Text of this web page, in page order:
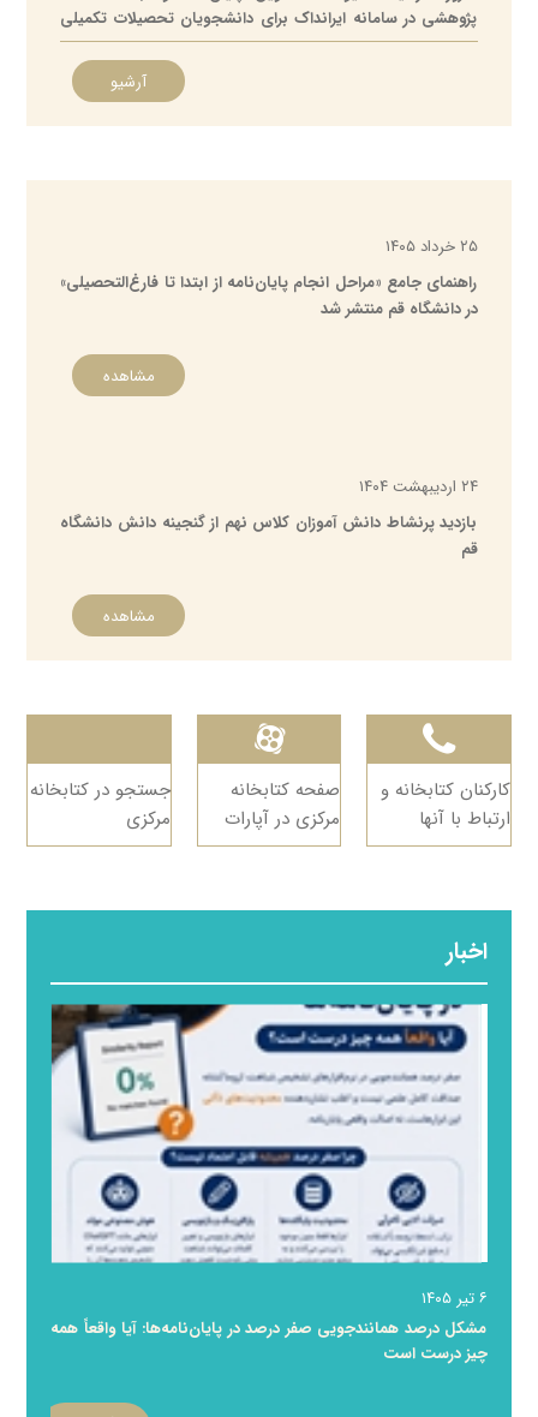
پژوهشی در سامانه ایرانداک برای دانشجویان تحصیلات تکمیلی
دانشگاه قم
آرشیو
۲۵ خرداد ۱۴۰۵
راهنمای جامع «مراحل انجام پایان‌نامه از ابتدا تا فارغ‌التحصیلی»
در دانشگاه قم منتشر شد
مشاهده
۲۴ اردیبهشت ۱۴۰۴
بازدید پرنشاط دانش آموزان کلاس نهم از گنجینه دانش دانشگاه
قم
مشاهده
کارکنان کتابخانه و
ارتباط با آنها
صفحه کتابخانه
مرکزی در آپارات
جستجو در کتابخانه
مرکزی
اخبار
۶ تیر ۱۴۰۵
مشکل درصد همانندجویی صفر درصد در پایان‌نامه‌ها: آیا واقعاً همه
چیز درست است